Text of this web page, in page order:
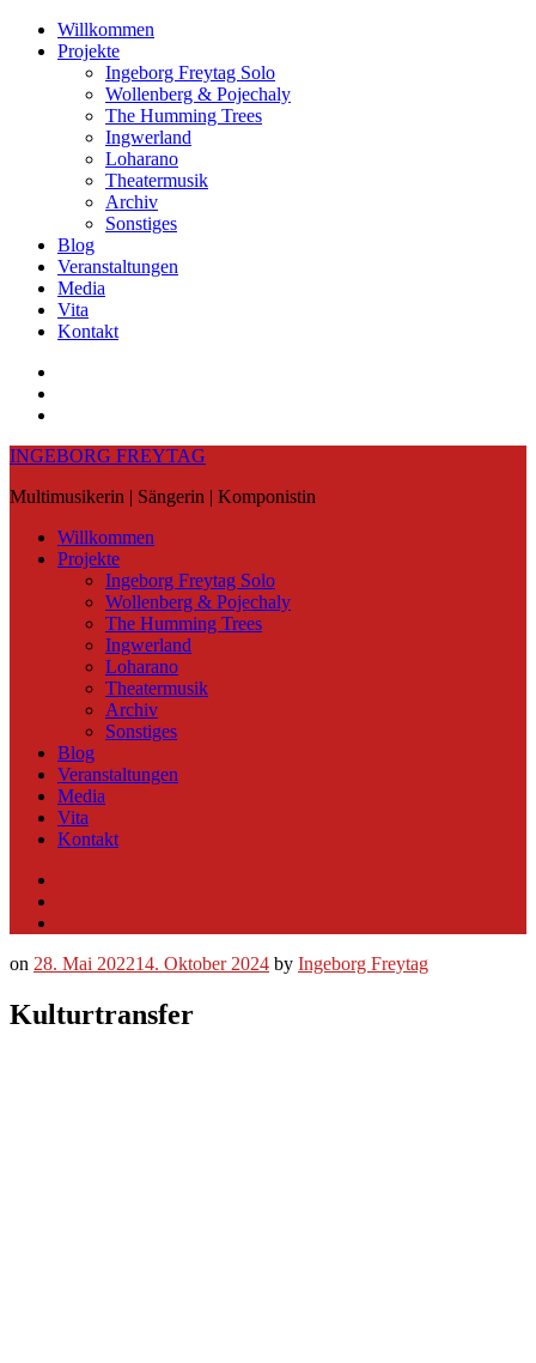
Skip
Willkommen
Projekte
Ingeborg Freytag Solo
Wollenberg & Pojechaly
The Humming Trees
Ingwerland
Loharano
Theatermusik
Archiv
Sonstiges
Blog
Veranstaltungen
Media
Vita
Kontakt
INGEBORG FREYTAG
Multimusikerin | Sängerin | Komponistin
Willkommen
Projekte
Ingeborg Freytag Solo
Wollenberg & Pojechaly
The Humming Trees
Ingwerland
Loharano
Theatermusik
Archiv
Sonstiges
Blog
Veranstaltungen
Media
Vita
Kontakt
on 28. Mai 202214. Oktober 2024 by Ingeborg Freytag
Kulturtransfer